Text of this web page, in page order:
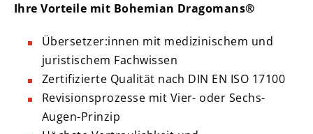
Ihre Vorteile mit Bohemian Dragomans®
Übersetzer:innen mit medizinischem und
juristischem Fachwissen
Zertifizierte Qualität nach DIN EN ISO 17100
Revisionsprozesse mit Vier- oder Sechs-
Augen-Prinzip